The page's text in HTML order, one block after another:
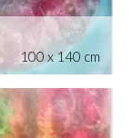
100 x 140 cm